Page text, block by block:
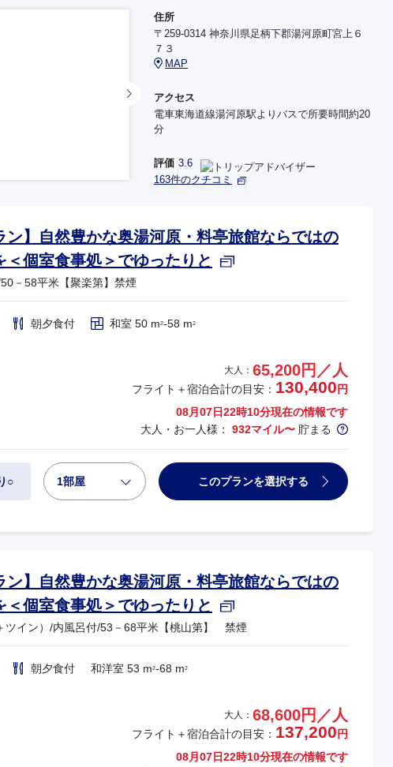
住所
〒259-0314 神奈川県足柄下郡湯河原町宮上６
７３
MAP
アクセス
電車東海道線湯河原駅よりバスで所要時間約20
分
評価 3.6
163件のクチコミ
ン】自然豊かな奥湯河原・料亭旅館ならではの
＜個室食事処＞でゆったりと
－58平米【聚楽第】禁煙
朝夕食付 和室 50 m2-58 m2
大人： 65,200円／人
フライト＋宿泊合計の目安： 130,400 円
08月07日22時10分現在の情報です
大人・お一人様： 932マイル〜 貯まる
○ 1部屋 このプランを選択する
ン】自然豊かな奥湯河原・料亭旅館ならではの
＜個室食事処＞でゆったりと
ツイン）/内風呂付/53－68平米【桃山第】 禁煙
朝夕食付 和洋室 53 m2-68 m2
大人： 68,600円／人
フライト＋宿泊合計の目安： 137,200 円
08月07日22時10分現在の情報です